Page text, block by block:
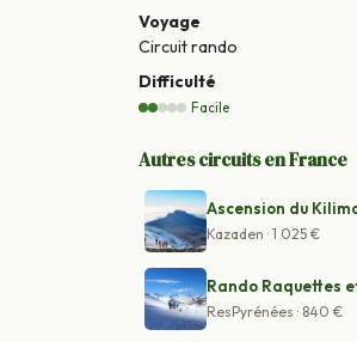
Voyage
Circuit rando
Difficulté
Facile
Autres circuits en France
Kazaden · 1 025 €
ResPyrénées · 840 €